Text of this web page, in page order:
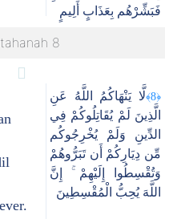
فَبَشِّرْهُم بِعَذَابٍ أَلِيمٍ
8
﴿8﴾
لَّا يَنْهَاكُمُ اللَّهُ عَنِ
الَّذِينَ لَمْ يُقَاتِلُوكُمْ فِي
الدِّينِ وَلَمْ يُخْرِجُوكُم
مِّن دِيَارِكُمْ أَن تَبَرُّوهُمْ
وَتُقْسِطُوا إِلَيْهِمْ ۚ إِنَّ
اللَّهَ يُحِبُّ الْمُقْسِطِينَ